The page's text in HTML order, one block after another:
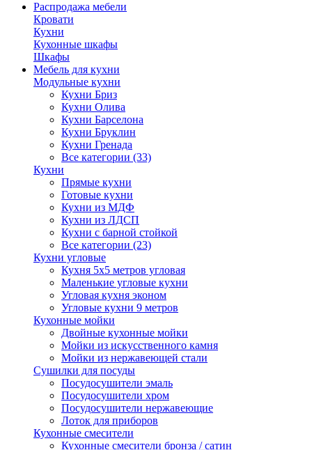
Распродажа мебели
Кровати
Кухни
Кухонные шкафы
Шкафы
Мебель для кухни
Модульные кухни
Кухни Бриз
Кухни Олива
Кухни Барселона
Кухни Бруклин
Кухни Гренада
Все категории (33)
Кухни
Прямые кухни
Готовые кухни
Кухни из МДФ
Кухни из ЛДСП
Кухни с барной стойкой
Все категории (23)
Кухни угловые
Кухня 5х5 метров угловая
Маленькие угловые кухни
Угловая кухня эконом
Угловые кухни 9 метров
Кухонные мойки
Двойные кухонные мойки
Мойки из искусственного камня
Мойки из нержавеющей стали
Сушилки для посуды
Посудосушители эмаль
Посудосушители хром
Посудосушители нержавеющие
Лоток для приборов
Кухонные смесители
Кухонные смесители бронза / сатин